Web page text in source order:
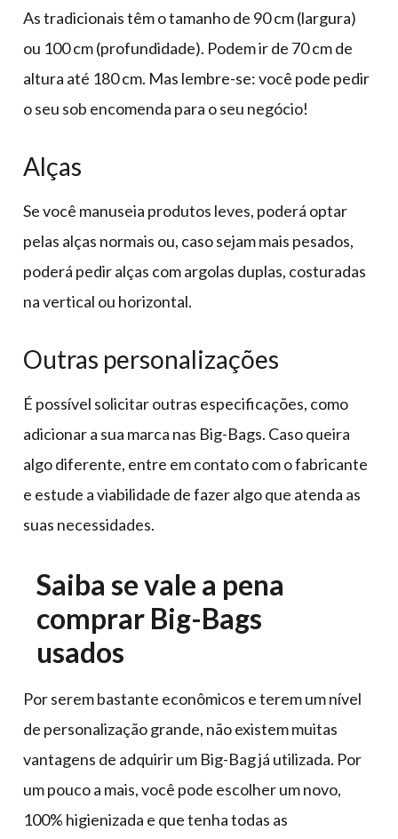
As tradicionais têm o tamanho de 90 cm (largura)
ou 100 cm (profundidade). Podem ir de 70 cm de
altura até 180 cm. Mas lembre-se: você pode pedir
o seu sob encomenda para o seu negócio!
Alças
Se você manuseia produtos leves, poderá optar
pelas alças normais ou, caso sejam mais pesados,
poderá pedir alças com argolas duplas, costuradas
na vertical ou horizontal.
Outras personalizações
É possível solicitar outras especificações, como
adicionar a sua marca nas Big-Bags. Caso queira
algo diferente, entre em contato com o fabricante
e estude a viabilidade de fazer algo que atenda as
suas necessidades.
Saiba se vale a pena
comprar Big-Bags
usados
Por serem bastante econômicos e terem um nível
de personalização grande, não existem muitas
vantagens de adquirir um Big-Bag já utilizada. Por
um pouco a mais, você pode escolher um novo,
100% higienizada e que tenha todas as